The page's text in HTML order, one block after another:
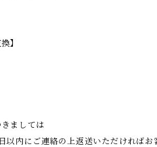
】
ましては
以内にご連絡の上返送いただければ